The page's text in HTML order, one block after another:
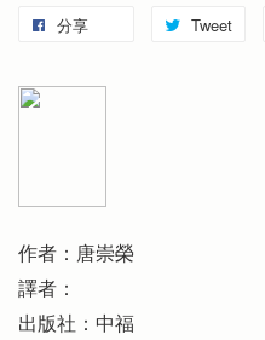
分享 Tweet
作者：唐崇榮
譯者：
出版社：中福